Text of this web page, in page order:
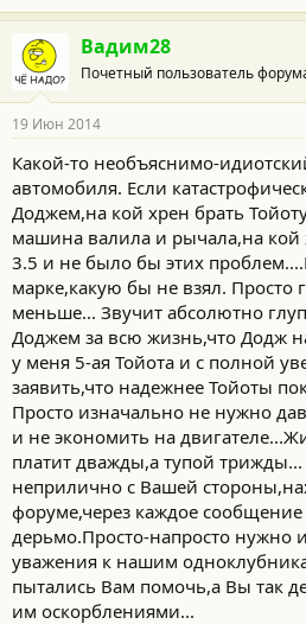
Вадим28
Почетный пользователь
19 Июн 2014
Какой-то необъяснимо-
автомобиля. Если
Доджем,на кой хрен брать
машина валила и рычала,на кой
3.5 и не было бы этих
марке,какую бы не взял. Просто
меньше... Звучит абсолютно
Доджем за всю жизнь,что Додж
у меня 5-ая Тойота и с полной
заявить,что надежнее Тойоты
Просто изначально не нужно
и не экономить на
платит дважды,а тупой
неприлично с Вашей
форуме,через каждое сообщение
дерьмо.Просто-напросто нужно
уважения к нашим
пытались Вам помочь,а Вы так
им оскорблениями...